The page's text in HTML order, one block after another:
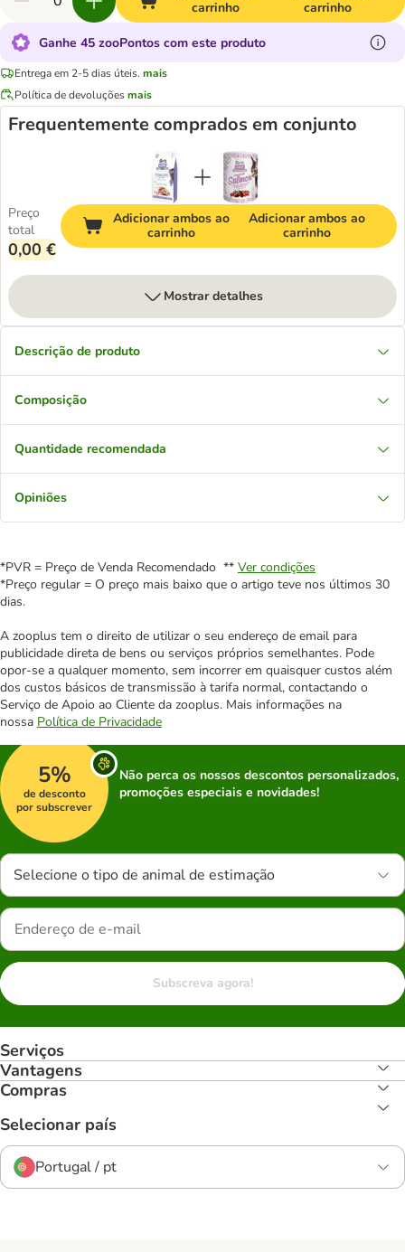
carrinho
carrinho
Ganhe 45 zooPontos com este produto
Entrega em 2-5 dias úteis. mais
Política de devoluçõesmais
Frequentemente comprados em conjunto
Preço
total
0,00 €
Adicionar ambos ao
carrinho
Adicionar ambos ao
carrinho
Mostrar detalhes
Descrição de produto
Composição
Quantidade recomendada
Opiniões
*PVR = Preço de Venda Recomendado ** Ver condições
*Preço regular = O preço mais baixo que o artigo teve nos últimos 30
dias.
A zooplus tem o direito de utilizar o seu endereço de email para
publicidade direta de bens ou serviços próprios semelhantes. Pode
opor-se a qualquer momento, sem incorrer em quaisquer custos além
dos custos básicos de transmissão à tarifa normal, contactando o
Serviço de Apoio ao Cliente da zooplus. Mais informações na
nossa Política de Privacidade
5%
de desconto
por subscrever
Não perca os nossos descontos personalizados,
promoções especiais e novidades!
Selecione o tipo de animal de estimação
Subscreva agora!
Serviços
Vantagens
Compras
Selecionar país
Portugal / pt